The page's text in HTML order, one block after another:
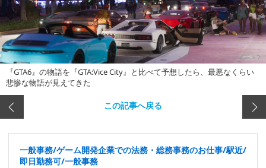
『GTA6』の物語を『GTA:Vice City』と比べて予想したら、最悪なくらい
悲惨な物語が見えてきた
この記事へ戻る
一般事務/ゲーム開発企業での法務・総務事務のお仕事/駅近/
即日勤務可/一般事務